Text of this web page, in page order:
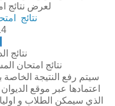
لعرض نتائج
نتائج
نتائج
نتائج امتحان المستوى 2014
اعتمادها عبر موقع
الذي سيمكن الطلاب و